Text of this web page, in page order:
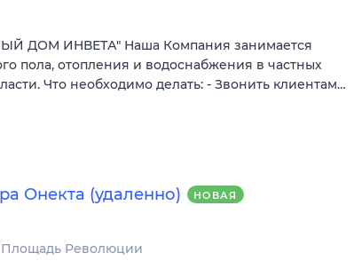
ДОМ ИНВЕТА" Наша Компания занимается
пола, отопления и водоснабжения в частных
Что необходимо делать: - Звонить клиентам…
Онекта (удаленно) НОВАЯ
Площадь Революции